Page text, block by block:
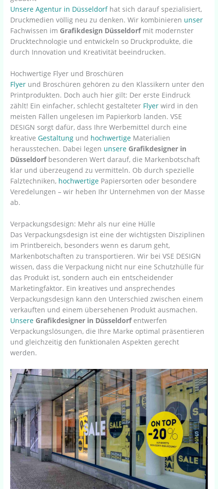
Unsere Agentur in Düsseldorfhat sich darauf spezialisiert,
Druckmedien völlig neu zu denken. Wir kombinieren unser
Fachwissen im Grafikdesign Düsseldorfmit modernster
Drucktechnologie und entwickeln so Druckprodukte, die
durch Innovation und Kreativität beeindrucken.
Hochwertige Flyer und Broschüren
Flyer und Broschüren gehören zu den Klassikern unter den
Printprodukten. Doch auch hier gilt: Der erste Eindruck
zählt! Ein einfacher, schlecht gestalteter Flyer wird in den
meisten Fällen ungelesen im Papierkorb landen. VSE
DESIGN sorgt dafür, dass Ihre Werbemittel durch eine
kreativeGestaltung und hochwertige Materialien
herausstechen. Dabei legen unsere Grafikdesigner in
Düsseldorfbesonderen Wert darauf, die Markenbotschaft
klar und überzeugend zu vermitteln. Ob durch spezielle
Falztechniken, hochwertige Papiersorten oder besondere
Veredelungen – wir heben Ihr Unternehmen von der Masse
ab.
Verpackungsdesign: Mehr als nur eine Hülle
Das Verpackungsdesign ist eine der wichtigsten Disziplinen
im Printbereich, besonders wenn es darum geht,
Markenbotschaften zu transportieren. Wir bei VSE DESIGN
wissen, dass die Verpackung nicht nur eine Schutzhülle für
das Produkt ist, sondern auch ein entscheidender
Marketingfaktor. Ein kreatives und ansprechendes
Verpackungsdesign kann den Unterschied zwischen einem
verkauften und einem übersehenen Produkt ausmachen.
Unsere Grafikdesigner in Düsseldorfentwerfen
Verpackungslösungen, die Ihre Marke optimal präsentieren
und gleichzeitig den funktionalen Aspekten gerecht
werden.